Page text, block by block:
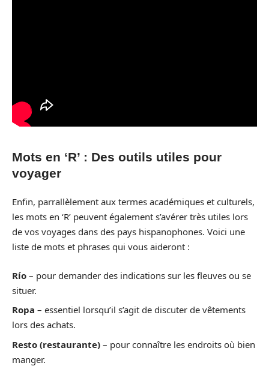
Mots en ‘R’ : Des outils utiles pour
voyager
Enfin, parrallèlement aux termes académiques et culturels,
les mots en ‘R’ peuvent également s’avérer très utiles lors
de vos voyages dans des pays hispanophones. Voici une
liste de mots et phrases qui vous aideront :
Río – pour demander des indications sur les fleuves ou se
situer.
Ropa – essentiel lorsqu’il s’agit de discuter de vêtements
lors des achats.
Resto (restaurante) – pour connaître les endroits où bien
manger.